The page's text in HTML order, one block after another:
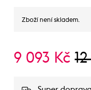
Zboží není skladem.
9 093 Kč